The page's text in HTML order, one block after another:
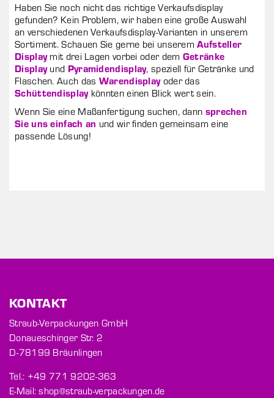
Haben Sie noch nicht das richtige Verkaufsdisplay
gefunden? Kein Problem, wir haben eine große Auswahl
an verschiedenen Verkaufsdisplay-Varianten in unserem
Sortiment. Schauen Sie gerne bei unseremAufsteller
Displaymit drei Lagen vorbei oder dem Getränke
Displayund Pyramidendisplay, speziell für Getränke und
Flaschen. Auch das Warendisplayoder das
Schüttendisplaykönnten einen Blick wert sein.
Wenn Sie eine Maßanfertigung suchen, dann sprechen
Sie uns einfach an und wir finden gemeinsam eine
passende Lösung!
KONTAKT
Straub-Verpackungen GmbH
Donaueschinger Str. 2
D-78199 Bräunlingen
Tel.: +49 771 9202-363
E-Mail: shop@straub-verpackungen.de